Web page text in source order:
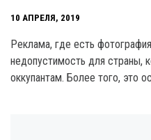
10 АПРЕЛЯ, 2019
Реклама, где есть
недопустимость для страны,
оккупантам. Более того, это